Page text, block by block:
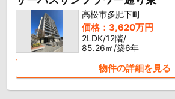
高松市多肥下町
価格：3,620万円
2LDK/12階/
85.26㎡/築6年
物件の詳細を見る